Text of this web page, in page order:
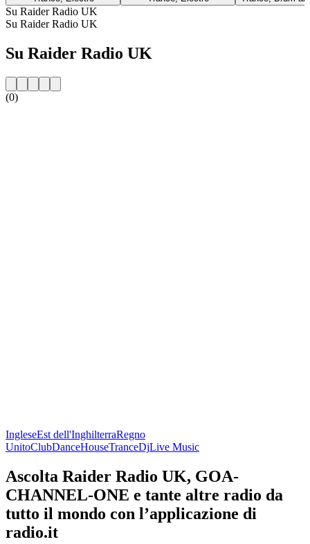
Su Raider Radio UK
Su Raider Radio UK
Su Raider Radio UK
(0)
IngleseEst dell'InghilterraRegno
UnitoClubDanceHouseTranceDjLive Music
Ascolta Raider Radio UK, GOA-
CHANNEL-ONE e tante altre radio da
tutto il mondo con l’applicazione di
radio.it